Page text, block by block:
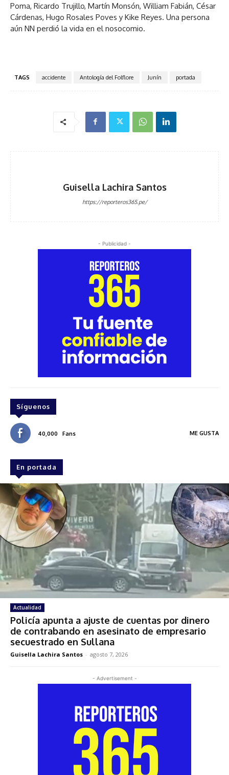
Poma, Ricardo Trujillo, Martín Monsón, William Fabián, César
Cárdenas, Hugo Rosales Poves y Kike Reyes. Una persona
aún NN perdió la vida en el nosocomio.
TAGS accidente Antología del Folflore Junín portada
Guisella Lachira Santos
https://reporteros365.pe/
- Publicidad -
Síguenos
40,000 Fans ME GUSTA
En portada
Actualidad
Policía apunta a ajuste de cuentas por dinero
de contrabando en asesinato de empresario
secuestrado en Sullana
Guisella Lachira Santos - agosto 7, 2026
- Advertisement -